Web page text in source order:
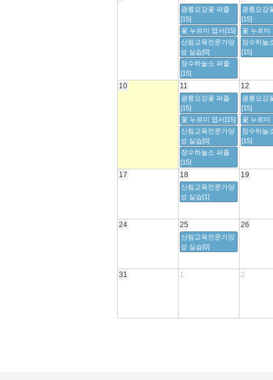
10 11 12
17 18 19
24 25 26
31 1 2
광릉요강꽃 퍼즐
[15]
광릉요강
[15]
꽃 누르미 엽서[15]
꽃 누르미
산림교육전문가양
성 실습[0]
장수하늘
[15]
장수하늘소 퍼즐
[15]
광릉요강꽃 퍼즐
[15]
광릉요강
[15]
꽃 누르미 엽서[15]
꽃 누르미
산림교육전문가양
성 실습[0]
장수하늘
[15]
장수하늘소 퍼즐
[15]
산림교육전문가양
성 실습[1]
산림교육전문가양
성 실습[0]